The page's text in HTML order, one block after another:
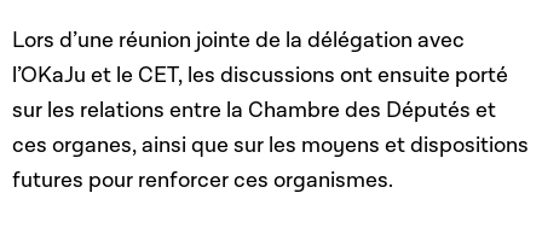
Lors d’une réunion jointe de la délégation avec
l’OKaJu et le CET, les discussions ont ensuite porté
sur les relations entre la Chambre des Députés et
ces organes, ainsi que sur les moyens et dispositions
futures pour renforcer ces organismes.